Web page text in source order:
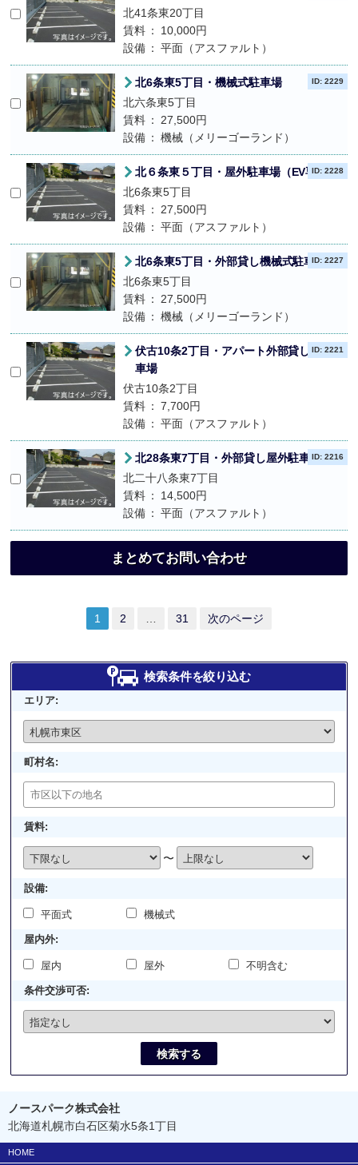
北41条東20丁目
賃料
10,000円
設備
平面（アスファルト）
北6条東5丁目・機械式駐車場
北六条東5丁目
賃料
27,500円
設備
機械（メリーゴーランド）
ID: 2229
北６条東５丁目・屋外駐車場（EV専用）
北6条東5丁目
賃料
27,500円
設備
平面（アスファルト）
ID: 2228
北6条東5丁目・外部貸し機械式駐車場
北6条東5丁目
賃料
27,500円
設備
機械（メリーゴーランド）
ID: 2227
伏古10条2丁目・アパート外部貸し屋外駐
車場
伏古10条2丁目
賃料
7,700円
設備
平面（アスファルト）
ID: 2221
北28条東7丁目・外部貸し屋外駐車場
北二十八条東7丁目
賃料
14,500円
設備
平面（アスファルト）
ID: 2216
まとめてお問い合わせ
1 2 31 次のページ
検索条件を絞り込む
エリア:
町村名:
賃料:
〜
設備:
平面式 機械式
屋内外:
屋内 屋外 不明含む
条件交渉可否:
検索する
ノースパーク株式会社
北海道札幌市白石区菊水5条1丁目
HOME